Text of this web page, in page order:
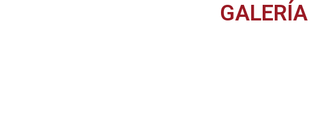
GALERÍA